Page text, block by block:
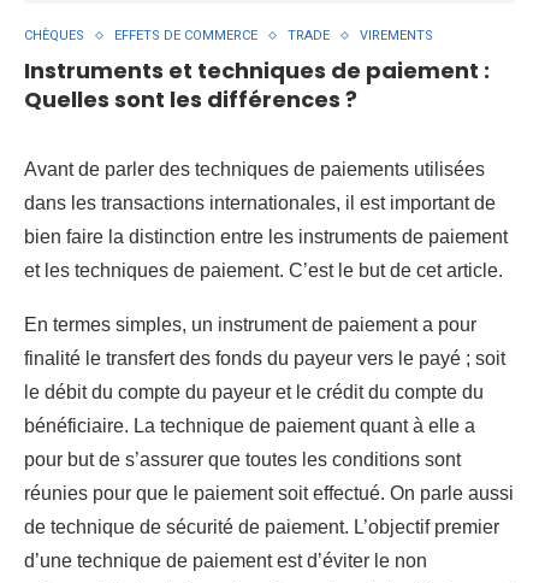
CHÈQUES EFFETS DE COMMERCE TRADE VIREMENTS
Instruments et techniques de paiement :
Quelles sont les différences ?
Avant de parler des techniques de paiements utilisées
dans les transactions internationales, il est important de
bien faire la distinction entre les instruments de paiement
et les techniques de paiement. C’est le but de cet article.
En termes simples, un instrument de paiement a pour
finalité le transfert des fonds du payeur vers le payé ; soit
le débit du compte du payeur et le crédit du compte du
bénéficiaire. La technique de paiement quant à elle a
pour but de s’assurer que toutes les conditions sont
réunies pour que le paiement soit effectué. On parle aussi
de technique de sécurité de paiement. L’objectif premier
d’une technique de paiement est d’éviter le non